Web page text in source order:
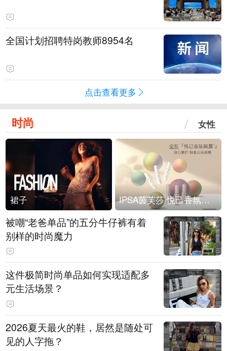
全国计划招聘特岗教师8954名
点击查看更多
时尚 女性
裙子 IPSA茵芙莎 悦己香氛凝露上市
被嘲“老爸单品”的五分牛仔裤有着
别样的时尚魔力
这件极简时尚单品如何实现适配多
元生活场景？
2026夏天最火的鞋，居然是随处可
见的人字拖？